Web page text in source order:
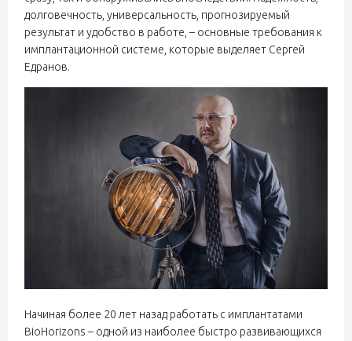
долговечность, универсальность, прогнозируемый
результат и удобство в работе, – основные требования к
имплантационной системе, которые выделяет Сергей
Едранов.
Начиная более 20 лет назад работать с имплантатами
BioHorizons – одной из наиболее быстро развивающихся